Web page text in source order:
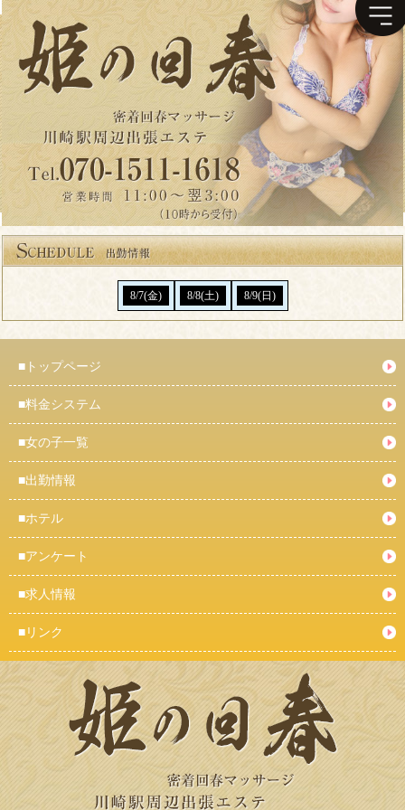
8/7(金) 8/8(土) 8/9(日)
■ トップページ
■料金システム
■女の子一覧
■出勤情報
■ホテル
■アンケート
■求人情報
■ リンク